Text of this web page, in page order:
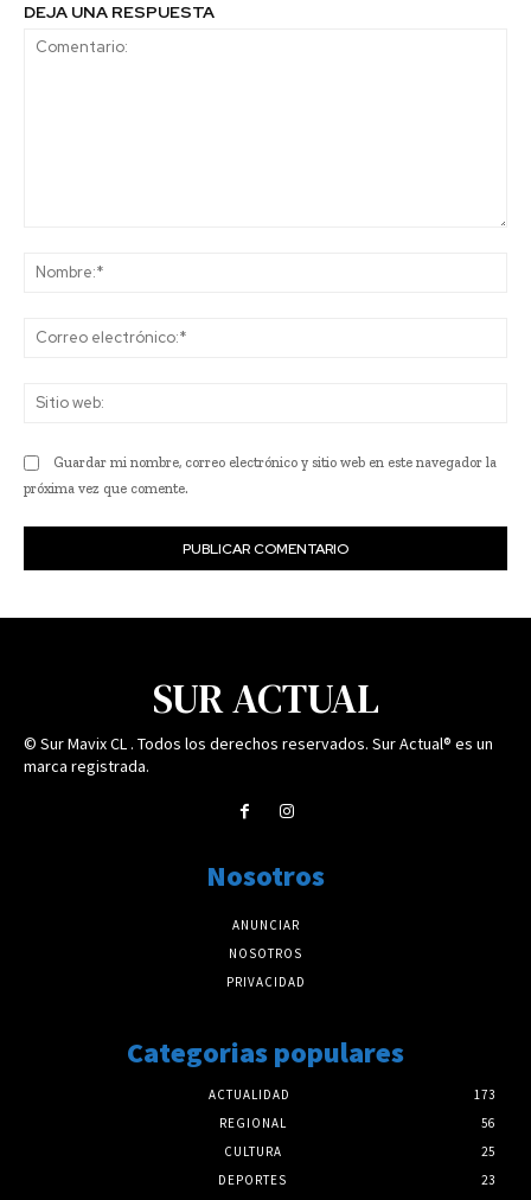
DEJA UNA RESPUESTA
Guardar mi nombre, correo electrónico y sitio web en este navegador la
próxima vez que comente.
SUR ACTUAL
© Sur Mavix CL . Todos los derechos reservados. Sur Actual® es un
marca registrada.
Nosotros
ANUNCIAR
NOSOTROS
PRIVACIDAD
Categorias populares
ACTUALIDAD
173
REGIONAL
56
CULTURA
25
DEPORTES
23